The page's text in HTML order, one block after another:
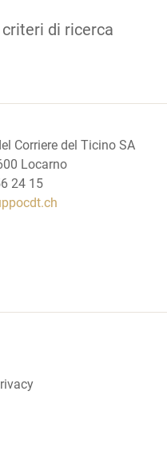
di ricerca
Corriere del Ticino SA
Locarno
24 15